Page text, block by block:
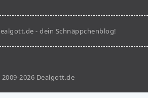
- dein Schnäppchenblog!
2026 Dealgott.de